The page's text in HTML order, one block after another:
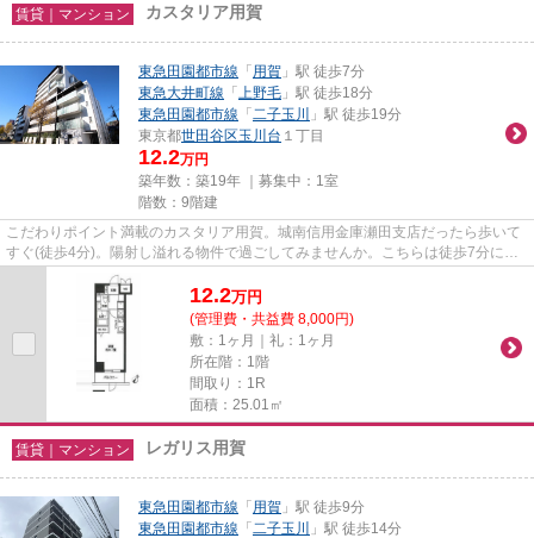
賃貸｜マンション カスタリア用賀
東急田園都市線 「用賀 」駅 徒歩7分
東急大井町線 「 上野毛 」駅 徒歩18分
東急田園都市線 「二子玉川
」駅 徒歩19分
東京都世田谷区玉川台 １丁目
12.2万円
築年数：築19年 ｜募集中： 1室
階数：9階建
こだわりポイント満載のカスタリア用賀。城南信用金庫瀬田支店だったら歩いて
すぐ(徒歩4分)。陽射し溢れる物件で過ごしてみませんか。こちらは徒歩7分に立
地する物件です。お電話でハ...
12.2万円
(管理費・共益費 8,000円)
敷：1ヶ月｜礼：1ヶ月
所在階：1階
間取り：1R
面積：25.01㎡
賃貸｜マンション レガリス用賀
東急田園都市線 「用賀 」駅 徒歩9分
東急田園都市線 「二子玉川
」駅 徒歩14分